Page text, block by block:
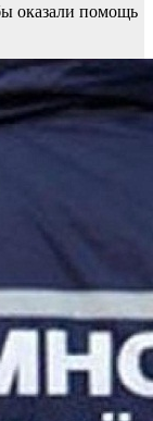
оказали помощь